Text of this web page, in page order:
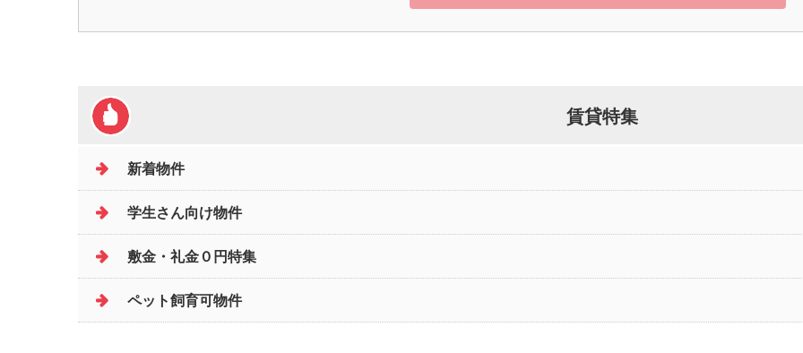
賃貸特集
新着物件
学生さん向け物件
敷金・礼金０円特集
ペット飼育可物件